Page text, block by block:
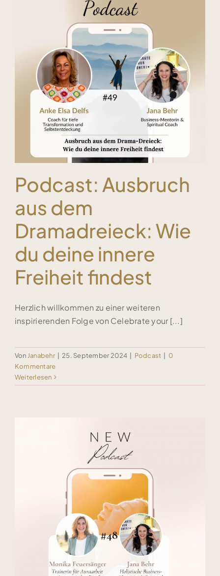
Blog & Podcasts
Free Inspiration
Kontakt
Podcast: Ausbruch
aus dem
Dramadreieck: Wie
du deine innere
Freiheit findest
Herzlich willkommen zu einer weiteren
inspirierenden Folge von Celebrate your [...]
Von Janabehr 25. September 2024 Podcast
0
Kommentare
Weiterlesen